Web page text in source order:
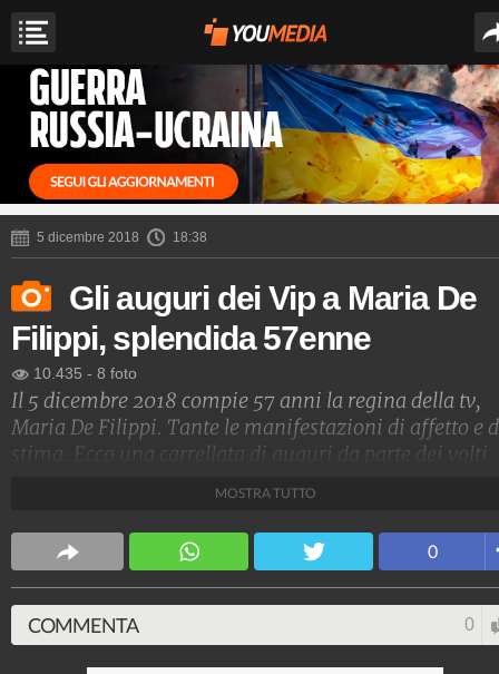
5 dicembre 2018 18:38
Gli auguri dei Vip a Maria De
Filippi, splendida 57enne
10.435 - 8 foto
Il 5 dicembre 2018 compie 57 anni la regina della tv,
Maria De Filippi. Tante le manifestazioni di affetto e
stima. Ecco una carrellata di auguri da parte dei volti
Spettacolo Fanpage
4.053.376.121 9.455 video 76.076 foto
MOSTRA TUTTO
0
COMMENTA 0